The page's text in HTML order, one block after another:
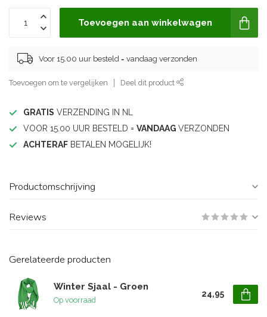
Toevoegen aan winkelwagen
Voor 15.00 uur besteld = vandaag verzonden
Toevoegen om te vergelijken Deel dit product
GRATIS VERZENDING IN NL
VOOR 15.00 UUR BESTELD = VANDAAG VERZONDEN
ACHTERAF BETALEN MOGELIJK!
Productomschrijving
Reviews
Gerelateerde producten
Winter Sjaal - Groen
Op voorraad
24,95